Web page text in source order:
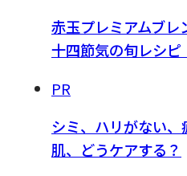
赤玉プレミアムブレ
十四節気の旬レシ
PR
シミ、ハリがない
肌、どうケアする？